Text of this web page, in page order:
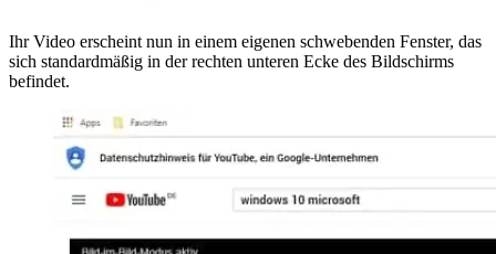
Ihr Video erscheint nun in einem eigenen schwebenden Fenster, das
sich standardmäßig in der rechten unteren Ecke des Bildschirms
befindet.